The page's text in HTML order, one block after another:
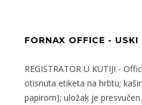
FORNAX OFFICE - USKI
REGISTRATOR U KUTIJI -
otisnuta etiketa na hrbtu;
papirom); uložak je